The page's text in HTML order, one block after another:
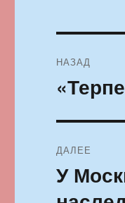
по
НАЗАД
Предыдущая
запись:
ДАЛЕЕ
Следующая
У